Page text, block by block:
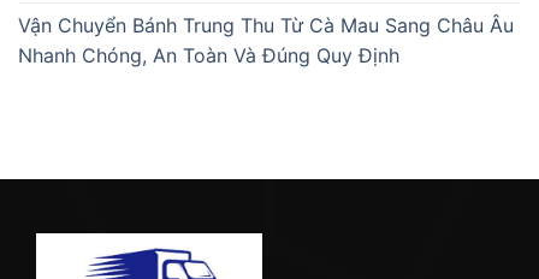
Vận Chuyển Bánh Trung Thu Từ Cà Mau Sang Châu Âu
Nhanh Chóng, An Toàn Và Đúng Quy Định